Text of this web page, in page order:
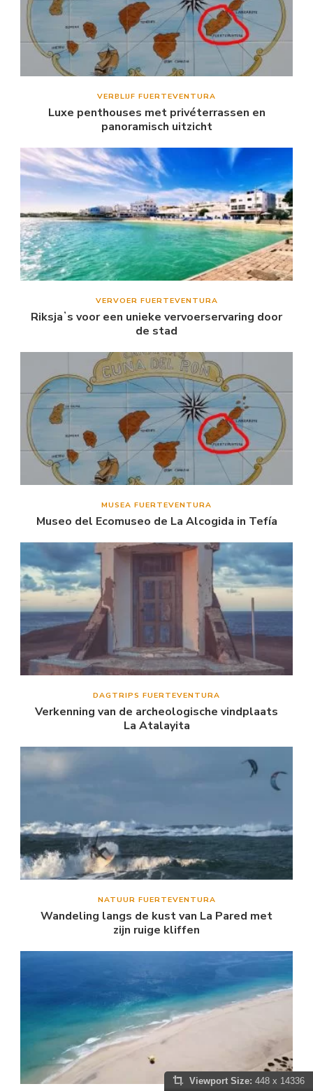
VERBLIJF FUERTEVENTURA
Luxe penthouses met privéterrassen en
panoramisch uitzicht
VERVOER FUERTEVENTURA
Riksjaʼs voor een unieke vervoerservaring door
de stad
MUSEA FUERTEVENTURA
Museo del Ecomuseo de La Alcogida in Tefía
DAGTRIPS FUERTEVENTURA
Verkenning van de archeologische vindplaats
La Atalayita
NATUUR FUERTEVENTURA
Wandeling langs de kust van La Pared met
zijn ruige kliffen
Viewport Size: 448 x 14336